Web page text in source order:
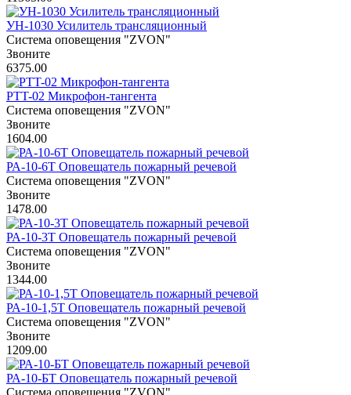
УН-1030 Усилитель трансляционный
Система оповещения "ZVON"
Звоните
6375.00
PTT-02 Микрофон-тангента
Система оповещения "ZVON"
Звоните
1604.00
РА-10-6Т Оповещатель пожарный речевой
Система оповещения "ZVON"
Звоните
1478.00
РА-10-3Т Оповещатель пожарный речевой
Система оповещения "ZVON"
Звоните
1344.00
РА-10-1,5Т Оповещатель пожарный речевой
Система оповещения "ZVON"
Звоните
1209.00
РА-10-БТ Оповещатель пожарный речевой
Система оповещения "ZVON"